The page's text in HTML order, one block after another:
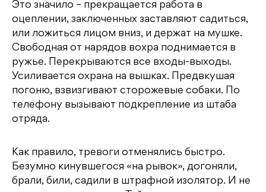
Это значило – прекращается работа в
оцеплении, заключенных заставляют садиться,
или ложиться лицом вниз, и держат на мушке.
Свободная от нарядов вохра поднимается в
ружье. Перекрываются все входы-выходы.
Усиливается охрана на вышках. Предвкушая
погоню, взвизгивают сторожевые собаки. По
телефону вызывают подкрепление из штаба
отряда.
Как правило, тревоги отменялись быстро.
Безумно кинувшегося «на рывок», догоняли,
брали, били, садили в штрафной изолятор. И не